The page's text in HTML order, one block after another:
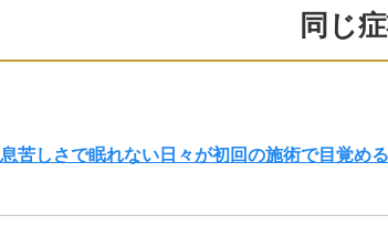
同じ
息苦しさで眠れない日々が初回の施術で目覚め